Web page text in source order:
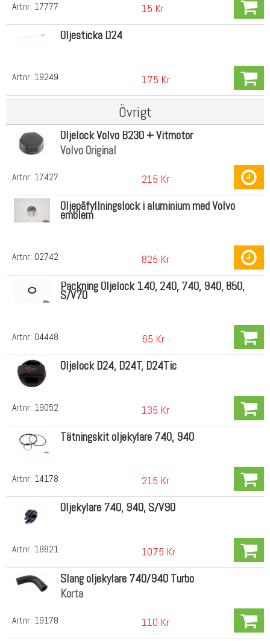
Artnr: 17777 15 Kr
Artnr: 19249
Oljesticka D24
175 Kr
Övrigt
Artnr: 17427
Oljelock Volvo B230 + Vitmotor
Volvo Original
215 Kr
Artnr: 02742
Oljepåfyllningslock i aluminium med Volvo
emblem
825 Kr
Artnr: 04448
Packning Oljelock 140, 240, 740, 940, 850,
S/V70
65 Kr
Artnr: 19052
Oljelock D24, D24T, D24Tic
135 Kr
Artnr: 14178
Tätningskit oljekylare 740, 940
215 Kr
Artnr: 18821
Oljekylare 740, 940, S/V90
1075 Kr
Artnr: 19178
Slang oljekylare 740/940 Turbo
Korta
110 Kr